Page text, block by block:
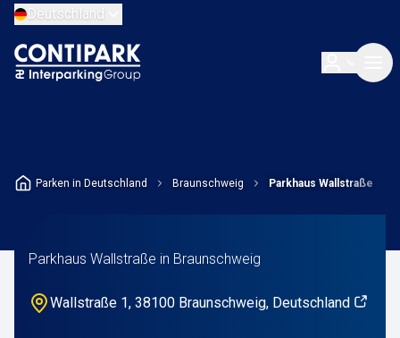
Deutschland
Parken in Deutschland Braunschweig Parkhaus Wallstraße
Parkhaus Wallstraße in Braunschweig
Wallstraße 1, 38100 Braunschweig, Deutschland